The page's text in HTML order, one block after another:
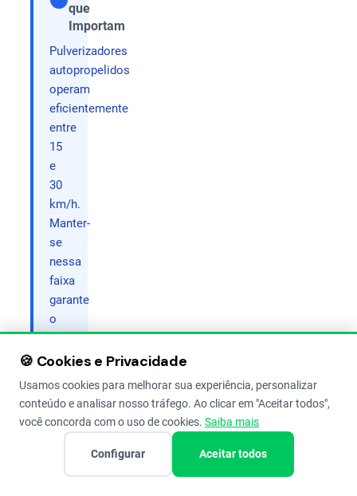
que
Importam
Pulverizadores
autopropelidos
operam
eficientemente
entre
15
e
30
km/h.
Manter-
se
nessa
faixa
garante
o
equilíbrio
entre
rendimento
operacional
controle
🍪 Cookies e Privacidade
Usamos cookies para melhorar sua experiência, personalizar
conteúdo e analisar nosso tráfego. Ao clicar em "Aceitar todos",
você concorda com o uso de cookies. Saiba mais
Configurar Aceitar todos